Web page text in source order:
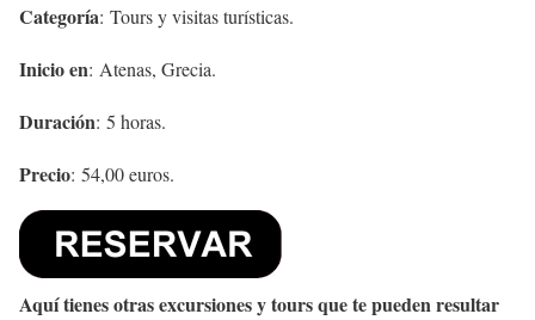
Categoría: Tours y visitas turísticas.
Inicio en: Atenas, Grecia.
Duración: 5 horas.
Precio: 54,00 euros.
Aquí tienes otras excursiones y tours que te pueden resultar